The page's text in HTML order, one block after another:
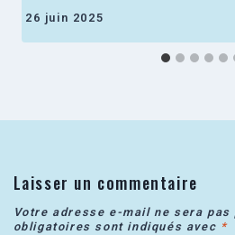
26 juin 2025
Laisser un commentaire
Votre adresse e-mail ne sera pas
obligatoires sont indiqués avec *